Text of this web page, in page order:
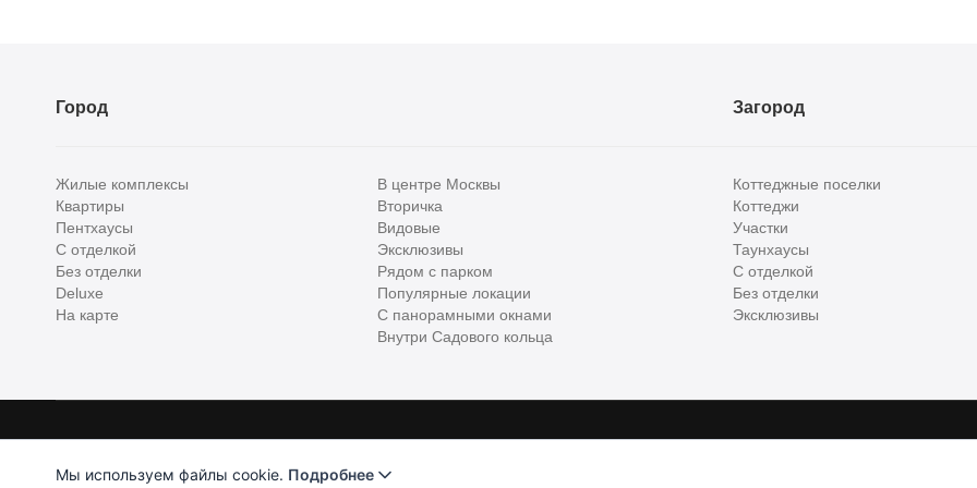
Город
Жилые комплексы
Квартиры
Пентхаусы
С отделкой
Без отделки
Deluxe
На карте
В центре Москвы
Вторичка
Видовые
Эксклюзивы
Рядом с парком
Популярные локации
С панорамными окнами
Внутри Садового кольца
Загород
Коттеджные поселки
Коттеджи
Участки
Таунхаусы
С отделкой
Без отделки
Эксклюзивы
Homehunter - первый полноценный онлайн-сервис элитной недвижимости и бизнес класса в России. Используя сервис, вы соглашаетесь с
Мы используем файлы cookie. Подробнее